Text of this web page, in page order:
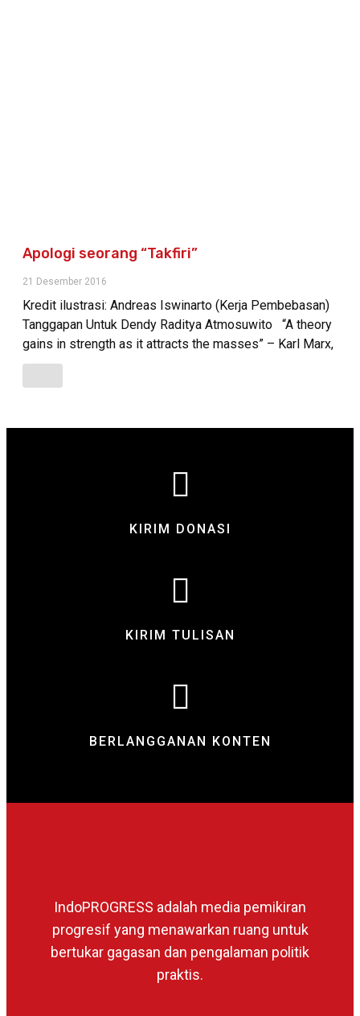
Apologi seorang “Takfiri”
21 Desember 2016
Kredit ilustrasi: Andreas Iswinarto (Kerja Pembebasan)
Tanggapan Untuk Dendy Raditya Atmosuwito “A theory
gains in strength as it attracts the masses” – Karl Marx,
KIRIM DONASI
KIRIM TULISAN
BERLANGGANAN KONTEN
IndoPROGRESS adalah media pemikiran
progresif yang menawarkan ruang untuk
bertukar gagasan dan pengalaman politik
praktis.